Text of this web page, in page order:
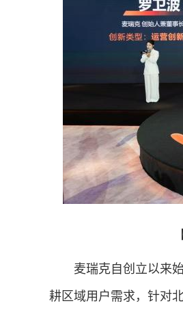
麦瑞克自创立以来始
耕区域用户需求，针对